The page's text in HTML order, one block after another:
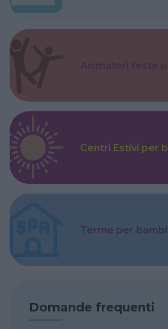
Centri Estivi per
Terme per
Domande frequenti